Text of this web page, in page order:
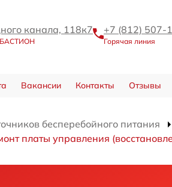
канала, 118к7
БАСТИОН
+7 (812) 507-
Горячая линия
Вакансии Контакты Отзывы
бесперебойного питания
платы управления